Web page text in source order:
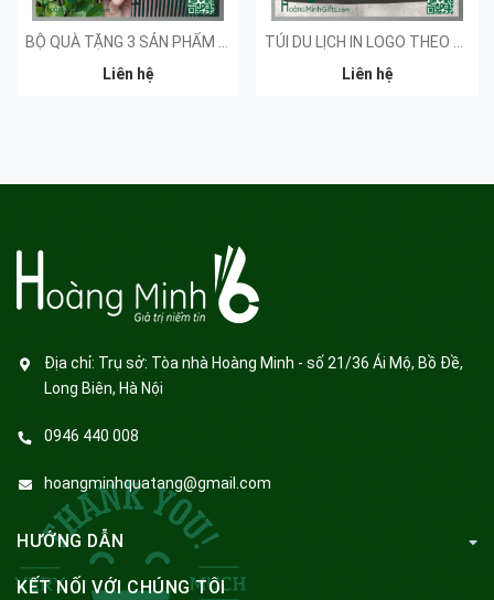
BỘ QUÀ TẶNG 3 SẢN PHẨM - KHÁCH HÀNG SYNAPSE
Liên hệ
TÚI DU LỊCH IN LOGO THEO YÊU CẦU
Liên hệ
Địa chỉ: Trụ sở: Tòa nhà Hoàng Minh - số 21/36 Ái Mộ, Bồ Đề,
Long Biên, Hà Nội
0946 440 008
hoangminhquatang@gmail.com
HƯỚNG DẪN
KẾT NỐI VỚI CHÚNG TÔI